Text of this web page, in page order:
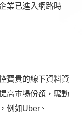
業已進入網路時
高市場份額，驅動
例如Uber、